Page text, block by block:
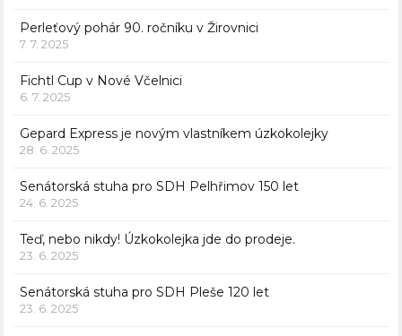
Perleťový pohár 90. ročníku v Žirovnici
7. 7. 2025
Fichtl Cup v Nové Včelnici
6. 7. 2025
Gepard Express je novým vlastníkem úzkokolejky
28. 6. 2025
Senátorská stuha pro SDH Pelhřimov 150 let
24. 6. 2025
Teď, nebo nikdy! Úzkokolejka jde do prodeje.
23. 6. 2025
Senátorská stuha pro SDH Pleše 120 let
23. 6. 2025